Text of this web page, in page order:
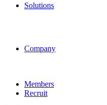
Solutions
Company
Members
Recruit